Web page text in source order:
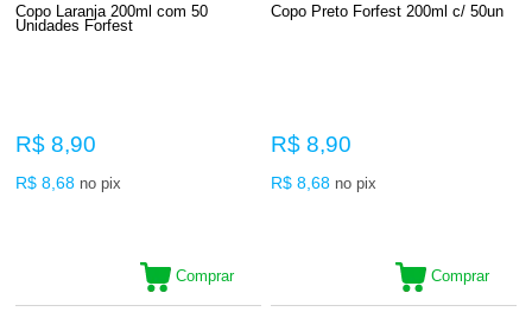
Copo Laranja 200ml com 50
Unidades Forfest
R$ 8,90
R$ 8,68 no pix
Comprar
Copo Preto Forfest 200ml c/ 50un
R$ 8,90
R$ 8,68 no pix
Comprar